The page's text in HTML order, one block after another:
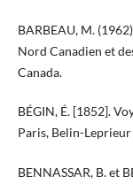
BARBEAU, M.
Nord Canadien et
Canada.
BÉGIN, É. [1852].
Paris, Belin-
BENNASSAR, B. et